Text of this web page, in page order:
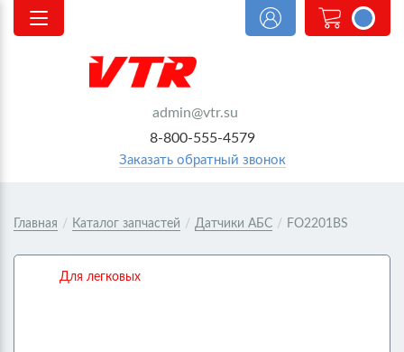
admin@vtr.su
8-800-555-4579
Заказать обратный звонок
<@
order.count
|| 0 @>
Главная / Каталог запчастей / Датчики АБС / FO2201BS
Для легковых